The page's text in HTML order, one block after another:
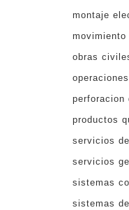
montaje
movimiento
obras
perforacion
productos
servicios
servicios
sistemas
sistemas